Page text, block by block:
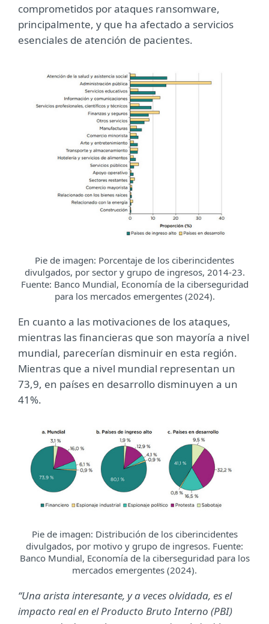
comprometidos por ataques ransomware,
principalmente, y que ha afectado a servicios
esenciales de atención de pacientes.
Pie de imagen: Porcentaje de los ciberincidentes
divulgados, por sector y grupo de ingresos, 2014-23.
Fuente: Banco Mundial, Economía de la ciberseguridad
para los mercados emergentes (2024).
En cuanto a las motivaciones de los ataques,
mientras las financieras que son mayoría a nivel
mundial, parecerían disminuir en esta región.
Mientras que a nivel mundial representan un
73,9, en países en desarrollo disminuyen a un
41%.
Pie de imagen: Distribución de los ciberincidentes
divulgados, por motivo y grupo de ingresos. Fuente:
Banco Mundial, Economía de la ciberseguridad para los
mercados emergentes (2024).
“Una arista interesante, y a veces olvidada, es el
impacto real en el Producto Bruto Interno (PBI)